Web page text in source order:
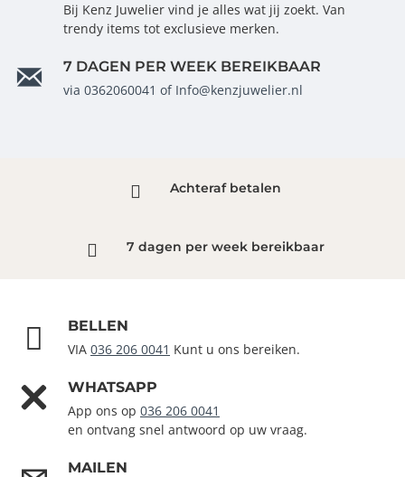
Bij Kenz Juwelier vind je alles wat jij zoekt. Van
trendy items tot exclusieve merken.
7 DAGEN PER WEEK BEREIKBAAR
via 0362060041 of Info@kenzjuwelier.nl
Achteraf betalen
7 dagen per week bereikbaar
BELLEN
VIA 036 206 0041 Kunt u ons bereiken.
WHATSAPP
App ons op 036 206 0041
en ontvang snel antwoord op uw vraag.
MAILEN